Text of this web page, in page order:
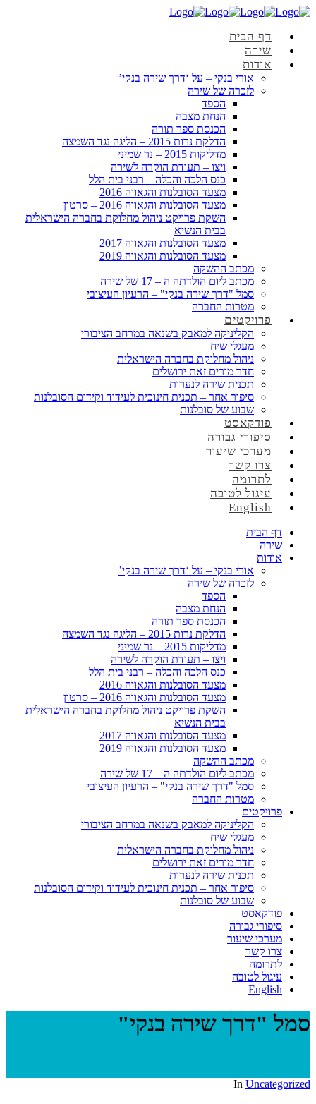
דף הבית
שירה
אודות
אורי בנקי – על ‘דרך שירה בנקי’
לזכרה של שירה
הספד
הנחת מצבה
הכנסת ספר תורה
הדלקת נרות 2015 – הליגה נגד השמצה
מדליקות 2015 – נר שמיני
ויצו – תעודת הוקרה לשירה
כנס הלכה והכלה – רבני בית הלל
מצעד הסובלנות והגאווה 2016
מצעד הסובלנות והגאווה 2016 – סרטון
השקת פרויקט ניהול מחלוקת בחברה הישראלית
בבית הנשיא
מצעד הסובלנות והגאווה 2017
מצעד הסובלנות והגאווה 2019
מכתב ההשקה
מכתב ליום הולדתה ה – 17 של שירה
סמל "דרך שירה בנקי" – הרעיון העיצובי
מטרות החברה
פרויקטים
הקליניקה למאבק בשנאה במרחב הציבורי
מעגלי שיח
ניהול מחלוקת בחברה הישראלית
חדר מורים זאת ירושלים
תכנית שירה לנערות
סיפור אחר – תכנית חינוכית לעידוד וקידום הסובלנות
שבוע של סובלנות
פודקאסט
סיפורי גבורה
מערכי שיעור
צרו קשר
לתרומה
עיגול לטובה
English
דף הבית
שירה
אודות
אורי בנקי – על ‘דרך שירה בנקי’
לזכרה של שירה
הספד
הנחת מצבה
הכנסת ספר תורה
הדלקת נרות 2015 – הליגה נגד השמצה
מדליקות 2015 – נר שמיני
ויצו – תעודת הוקרה לשירה
כנס הלכה והכלה – רבני בית הלל
מצעד הסובלנות והגאווה 2016
מצעד הסובלנות והגאווה 2016 – סרטון
השקת פרויקט ניהול מחלוקת בחברה הישראלית
בבית הנשיא
מצעד הסובלנות והגאווה 2017
מצעד הסובלנות והגאווה 2019
מכתב ההשקה
מכתב ליום הולדתה ה – 17 של שירה
סמל "דרך שירה בנקי" – הרעיון העיצובי
מטרות החברה
פרויקטים
הקליניקה למאבק בשנאה במרחב הציבורי
מעגלי שיח
ניהול מחלוקת בחברה הישראלית
חדר מורים זאת ירושלים
תכנית שירה לנערות
סיפור אחר – תכנית חינוכית לעידוד וקידום הסובלנות
שבוע של סובלנות
פודקאסט
סיפורי גבורה
מערכי שיעור
צרו קשר
לתרומה
עיגול לטובה
English
סמל "דרך שירה בנקי"
In Uncategorized